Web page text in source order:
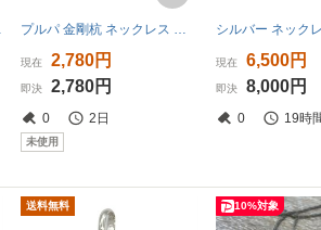
現在 2,780円
即決 2,780円
0 2日
未使用
現在 6,500円
即決 8,000円
0 19時
送料無料 10%対象